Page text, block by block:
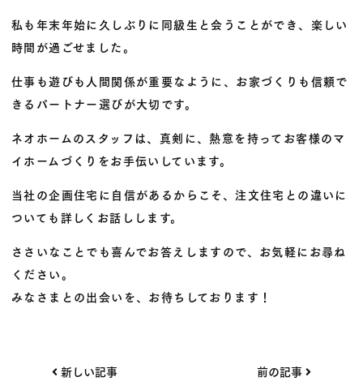
私も年末年始に久しぶりに同級生と会うことができ、楽しい
時間が過ごせました。
仕事も遊びも人間関係が重要なように、お家づくりも信頼で
きるパートナー選びが大切です。
ネオホームのスタッフは、真剣に、熱意を持ってお客様のマ
イホームづくりをお手伝いしています。
当社の企画住宅に自信があるからこそ、注文住宅との違いに
ついても詳しくお話しします。
ささいなことでも喜んでお答えしますので、お気軽にお尋ね
ください。
みなさまとの出会いを、お待ちしております！
投 前の記事
新しい記事